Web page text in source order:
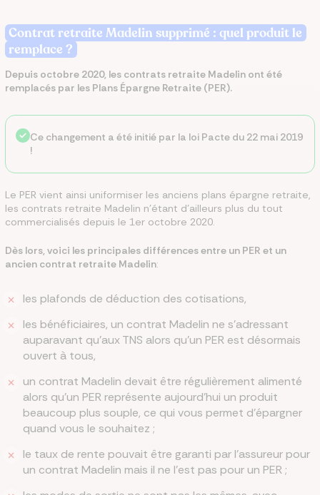
Contrat retraite Madelin supprimé : quel produit le
remplace ?
Depuis octobre 2020, les contrats retraite Madelin ont été
remplacés par les Plans Épargne Retraite (PER).
Ce changement a été initié par la loi Pacte du 22 mai 2019
!
Le PER vient ainsi uniformiser les anciens plans épargne retraite,
les contrats retraite Madelin n’étant d’ailleurs plus du tout
commercialisés depuis le 1er octobre 2020.
Dès lors, voici les principales différences entre un PER et un
ancien contrat retraite Madelin:
les plafonds de déduction des cotisations,
les bénéficiaires, un contrat Madelin ne s’adressant
auparavant qu’aux TNS alors qu’un PER est désormais
ouvert à tous,
un contrat Madelin devait être régulièrement alimenté
alors qu’un PER représente aujourd’hui un produit
beaucoup plus souple, ce qui vous permet d’épargner
quand vous le souhaitez ;
le taux de rente pouvait être garanti par l’assureur pour
un contrat Madelin mais il ne l'est pas pour un PER ;